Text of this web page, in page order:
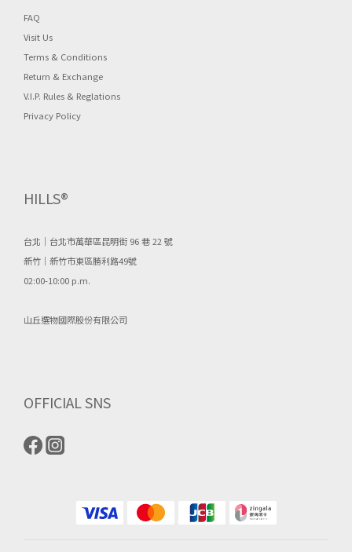
FAQ
Visit Us
Terms & Conditions
Return & Exchange
V.I.P. Rules & Reglations
Privacy Policy
HILLS®
台北｜台北市萬華區昆明街 96 巷 22 號
新竹｜新竹市東區勝利路49號
02:00-10:00 p.m.
山丘選物國際股份有限公司
OFFICIAL SNS